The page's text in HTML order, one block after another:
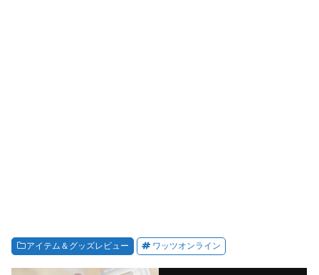
アイテム＆グッズレビュー ワッツオンライン